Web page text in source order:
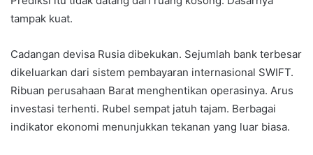
tampak kuat.
Cadangan devisa Rusia dibekukan. Sejumlah bank terbesar
dikeluarkan dari sistem pembayaran internasional SWIFT.
Ribuan perusahaan Barat menghentikan operasinya. Arus
investasi terhenti. Rubel sempat jatuh tajam. Berbagai
indikator ekonomi menunjukkan tekanan yang luar biasa.